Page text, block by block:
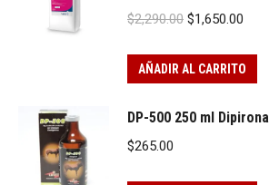
$2,290.00 Original
was:
$1,650.00
is:
AÑADIR AL CARRITO
DP-500 250 ml
$265.00